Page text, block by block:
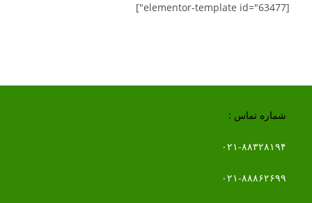
[elementor-template id="63477"]
شماره تماس :
۰۲۱-۸۸۳۲۸۱۹۴
۰۲۱-۸۸۸۶۲۶۹۹